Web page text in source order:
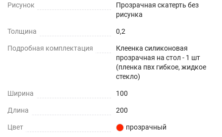
Прочность и износостойкость
Защита поверхностей от механических
повреждений – сколы, вмятины, царапины.
Влагостойкость
Защита поверхности вашего стола от воды и
Рисунок
Прозрачная скатерть без
рисунка
Толщина 0,2
Подробная комплектация
Клеенка силиконовая
прозрачная на стол - 1 шт
(пленка пвх гибкое, жидкое
стекло)
Ширина 100
Длина 200
Цвет прозрачный